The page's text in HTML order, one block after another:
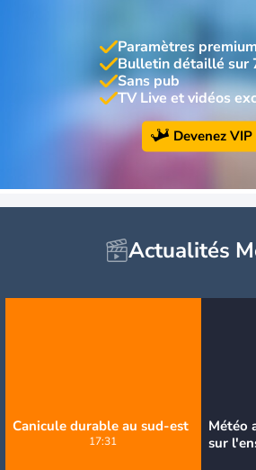
Paramètres premium
Bulletin détaillé sur
Sans pub
TV Live et vidéos
Devenez VIP
Actualités
Canicule durable au sud-est
17:31
Météo
sur